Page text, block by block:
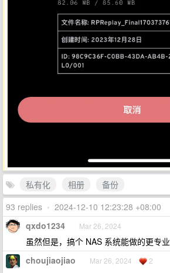
私有化 相册
备份
93 replies • 2024-12-10 12:23:28 +08:00
qxdo1234 Mar 26, 2024
虽然但是，搞个 NAS 系统能做的更专业
choujiaojiao Mar 26, 2024 2